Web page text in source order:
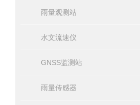
雨量观测站
水文流速仪
GNSS监测站
雨量传感器